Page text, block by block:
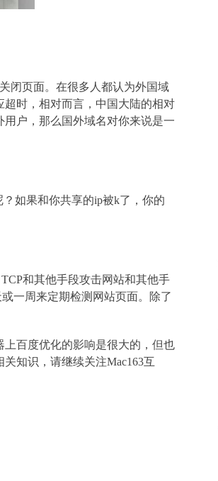
闭页面。在很多人都认为外国域
时，相对而言，中国大陆的相对
户，那么国外域名对你来说是一
如果和你共享的ip被k了，你的
和其他手段攻击网站和其他手
一周来定期检测网站页面。除了
百度优化的影响是很大的，但也
知识，请继续关注Mac163互